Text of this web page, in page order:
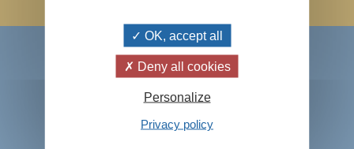
Über Prosveta
Omraam Mikhaël Aïvanhov
Prosveta international
Schreiben Sie uns…
OK, accept all
Deny all cookies
Personalize
Privacy policy